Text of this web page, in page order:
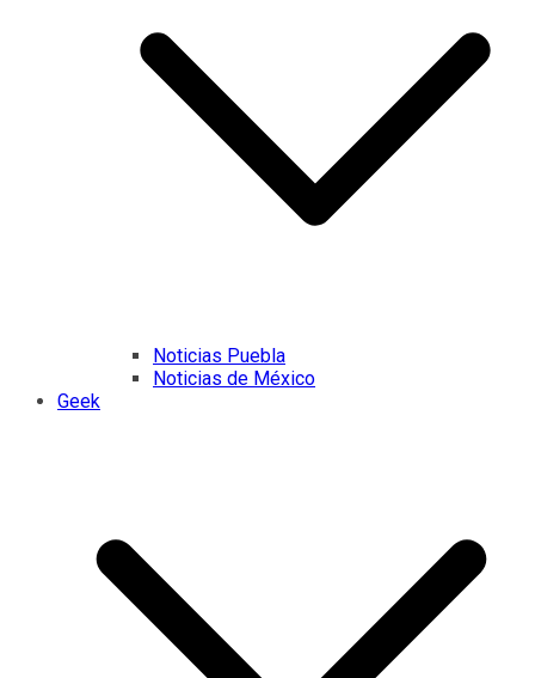
Noticias Puebla
Noticias de México
Geek